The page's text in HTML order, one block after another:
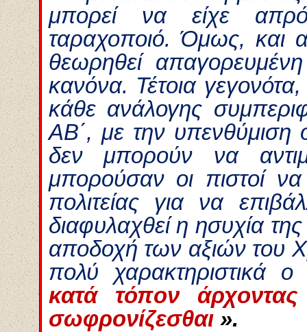
μπορεί να είχε
ταραχοποιό. Όμως, και
θεωρηθεί
κανόνα. Τέτοια
κάθε ανάλογης
ΑΒ΄, με την υπενθύμιση
δεν μπορούν να
μπορούσαν οι πιστοί
πολιτείας για να
διαφυλαχθεί η ησυχία
αποδοχή των αξιών του
πολύ χαρακτηριστικά
κατά τόπον
σωφρονίζεσθαι».